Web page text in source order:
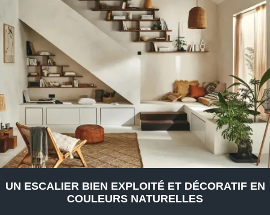
UN ESCALIER BIEN EXPLOITÉ ET DÉCORATIF EN
COULEURS NATURELLES